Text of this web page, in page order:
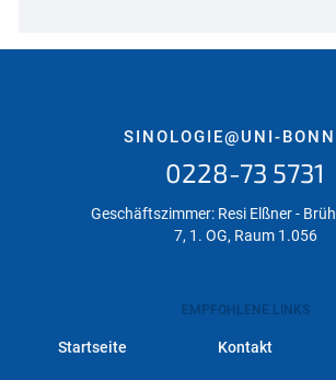
SINOLOGIE@UNI-
0228-73 5731
Geschäftszimmer: Resi Elßner -
7, 1. OG, Raum 1.056
EMPFOHLENE LINKS
Startseite Kontakt